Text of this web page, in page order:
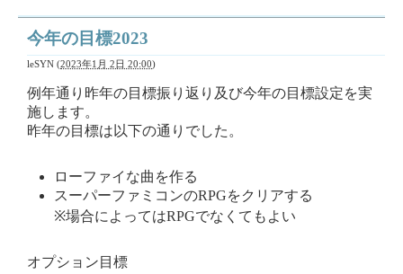
今年の目標2023
leSYN (2023年1月 2日 20:00)
例年通り昨年の目標振り返り及び今年の目標設定を実
施します。
昨年の目標は以下の通りでした。
ローファイな曲を作る
スーパーファミコンのRPGをクリアする
※場合によってはRPGでなくてもよい
オプション目標